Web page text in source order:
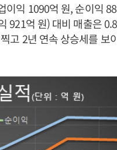
익 1090억 원, 순이익
921억 원) 대비 매출은
고 2년 연속 상승세를 보